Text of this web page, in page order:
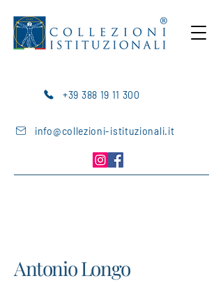
+39 388 19 11 300
info@collezioni-istituzionali.it
Antonio Longo